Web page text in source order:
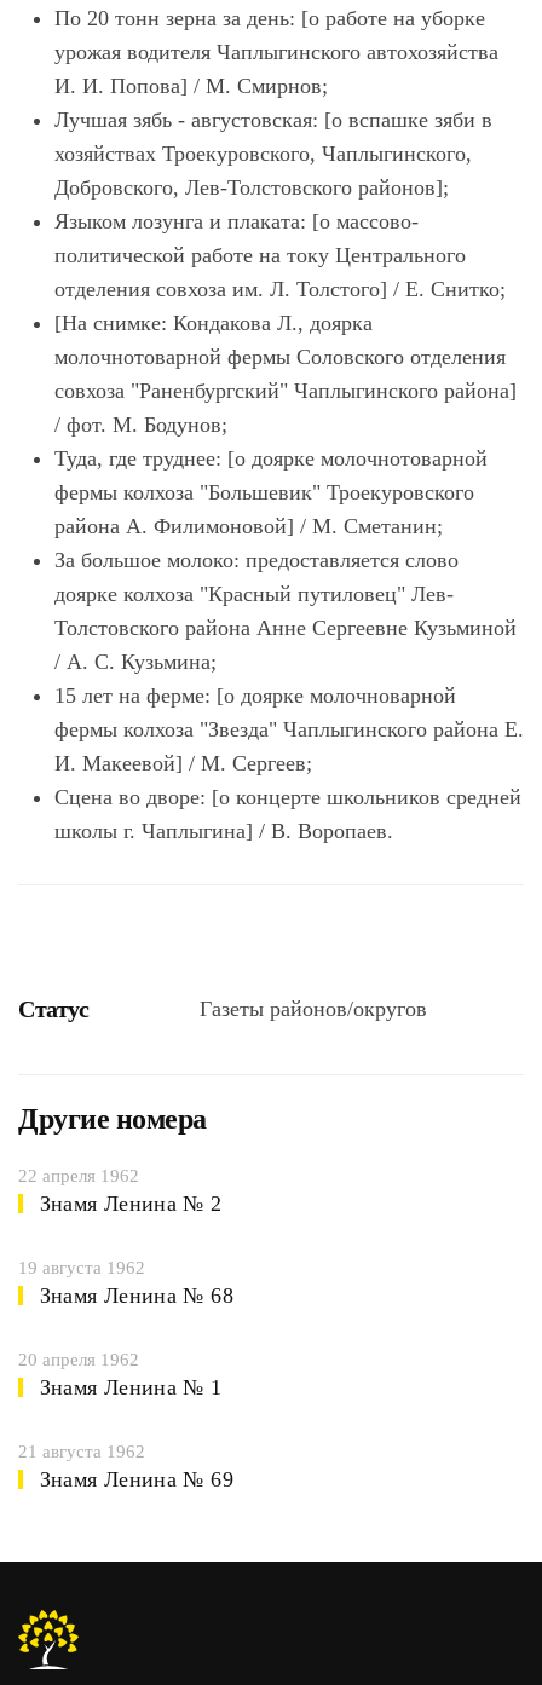
По 20 тонн зерна за день: [о работе на уборке
урожая водителя Чаплыгинского автохозяйства
И. И. Попова] / М. Смирнов;
Лучшая зябь - августовская: [о вспашке зяби в
хозяйствах Троекуровского, Чаплыгинского,
Добровского, Лев-Толстовского районов];
Языком лозунга и плаката: [о массово-
политической работе на току Центрального
отделения совхоза им. Л. Толстого] / Е. Снитко;
[На снимке: Кондакова Л., доярка
молочнотоварной фермы Соловского отделения
совхоза "Раненбургский" Чаплыгинского района]
/ фот. М. Бодунов;
Туда, где труднее: [о доярке молочнотоварной
фермы колхоза "Большевик" Троекуровского
района А. Филимоновой] / М. Сметанин;
За большое молоко: предоставляется слово
доярке колхоза "Красный путиловец" Лев-
Толстовского района Анне Сергеевне Кузьминой
/ А. С. Кузьмина;
15 лет на ферме: [о доярке молочноварной
фермы колхоза "Звезда" Чаплыгинского района Е.
И. Макеевой] / М. Сергеев;
Сцена во дворе: [о концерте школьников средней
школы г. Чаплыгина] / В. Воропаев.
Статус Газеты районов/округов
Другие номера
22 апреля 1962
Знамя Ленина № 2
19 августа 1962
Знамя Ленина № 68
20 апреля 1962
Знамя Ленина № 1
21 августа 1962
Знамя Ленина № 69